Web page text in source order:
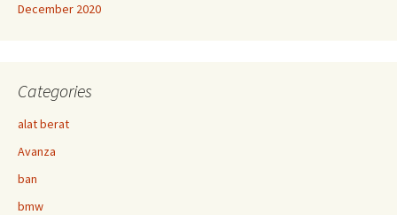
December 2020
Categories
alat berat
Avanza
ban
bmw